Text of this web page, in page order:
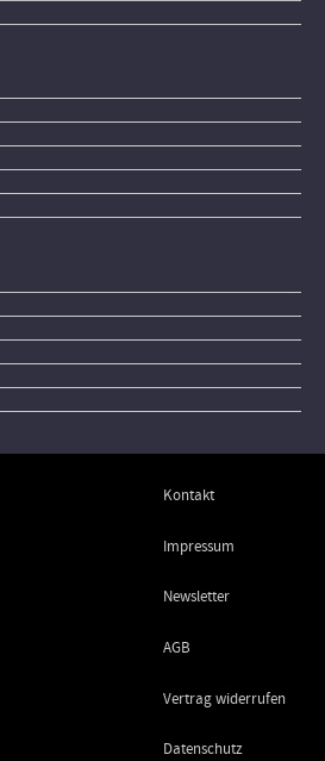
Kontakt
Impressum
Newsletter
AGB
Vertrag widerrufen
Datenschutz